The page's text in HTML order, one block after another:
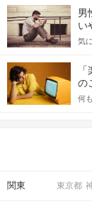
て
格
を
記
合
男
い
気
し
っ
送
え
の
何
の
関東 東京都